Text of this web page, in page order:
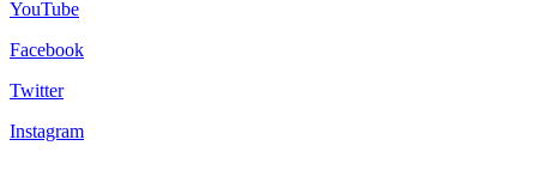
YouTube
Facebook
Twitter
Instagram